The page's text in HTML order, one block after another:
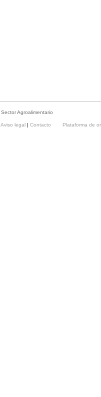
Agroalimentario
Aviso legal | Contacto Plataforma de